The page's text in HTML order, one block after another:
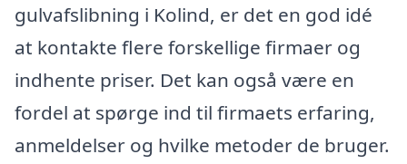
gulvafslibning i Kolind, er det en god idé
at kontakte flere forskellige firmaer og
indhente priser. Det kan også være en
fordel at spørge ind til firmaets erfaring,
anmeldelser og hvilke metoder de bruger.